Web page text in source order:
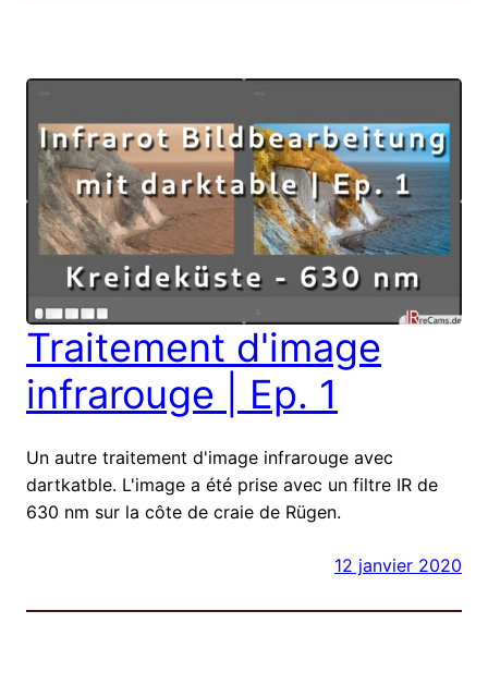
Traitement d'image
infrarouge | Ep. 1
Un autre traitement d'image infrarouge avec
dartkatble. L'image a été prise avec un filtre IR de
630 nm sur la côte de craie de Rügen.
12 janvier 2020